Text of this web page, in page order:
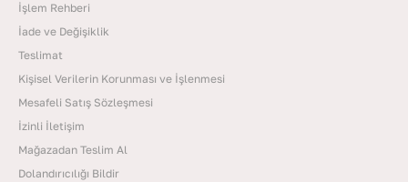
İşlem Rehberi
İade ve Değişiklik
Teslimat
Kişisel Verilerin Korunması ve İşlenmesi
Mesafeli Satış Sözleşmesi
İzinli İletişim
Mağazadan Teslim Al
Dolandırıcılığı Bildir